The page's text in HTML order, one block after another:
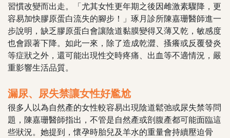
習慣改變而出走。「尤其女性更年期之後因雌激素驟降，更
容易加快膠原蛋白流失的腳步！」琢月診所陳嘉珊醫師進一
步說明，缺乏膠原蛋白會讓陰道黏膜變得又薄又乾，敏感度
也會跟著下降。如此一來，除了造成乾澀、搔癢或反覆發炎
等症狀之外，還可能出現性交時疼痛、出血等不適情況，嚴
重影響生活品質。
漏尿、尿失禁讓女性好尷尬
很多人以為自然產的女性較容易出現陰道鬆弛或尿失禁等問
題，陳嘉珊醫師指出，不管是自然產或剖腹產都可能面臨這
些狀況。她提到，懷孕時胎兒及羊水的重量會持續壓迫骨